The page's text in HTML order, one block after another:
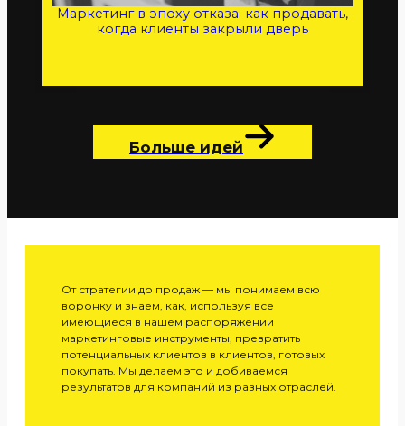
Маркетинг в эпоху отказа: как продавать,
когда клиенты закрыли дверь
Больше идей
От стратегии до продаж — мы понимаем всю
воронку и знаем, как, используя все
имеющиеся в нашем распоряжении
маркетинговые инструменты, превратить
потенциальных клиентов в клиентов, готовых
покупать. Мы делаем это и добиваемся
результатов для компаний из разных отраслей.